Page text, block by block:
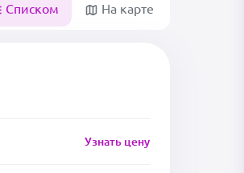
Списком На карте
Узнать цену